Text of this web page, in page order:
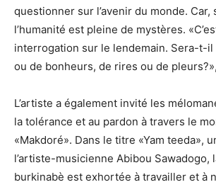
questionner sur l’avenir du monde. Car,
l’humanité est pleine de mystères.
interrogation sur le lendemain. Sera-t-il
ou de bonheurs, de rires ou de
L’artiste a également invité les
la tolérance et au pardon à travers le
«Makdoré». Dans le titre «Yam teeda»,
l’artiste-musicienne Abibou Sawadogo,
burkinabè est exhortée à travailler et à